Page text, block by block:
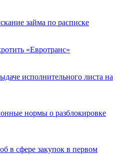
займа по расписке
«Евротранс»
исполнительного листа на
нормы о разблокировке
в сфере закупок в первом